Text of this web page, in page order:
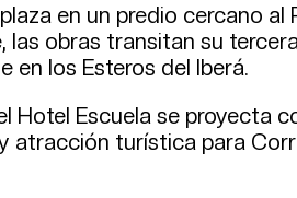
en un predio cercano
las obras transitan su
en los Esteros del Iberá.
Hotel Escuela se proyecta
atracción turística para